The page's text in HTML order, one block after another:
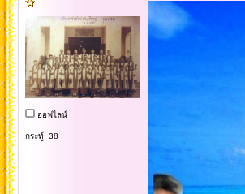
ออฟไลน์
กระทู้: 38